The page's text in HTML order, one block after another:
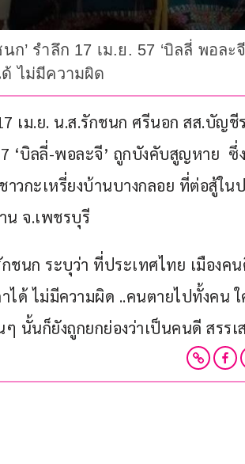
นก’ รำลึก 17 เม.ย. 57 ‘บิลลี่ พอ
ไม่มีความผิด
เม.ย. น.ส.รักชนก ศรีนอก สส.บัญ
‘บิลลี่-พอละจี’ ถูกบังคับสูญหาย
วกะเหรี่ยงบ้านบางกลอย ที่ต่อสู้ใ
น จ.เพชรบุรี
ชนก ระบุว่า ที่ประเทศไทย เมือง
ได้ ไม่มีความผิด ..คนตายไปทั้งคน
นั้นก็ยังถูกยกย่องว่าเป็นคนดี สรร